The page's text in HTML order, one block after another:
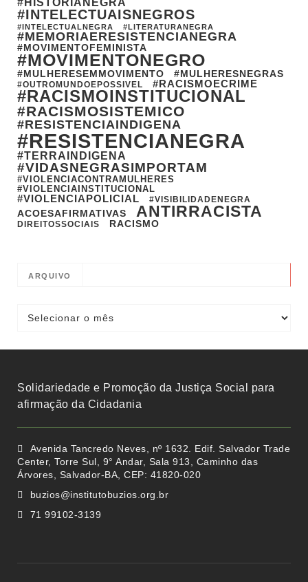
#HISTÓRIANEGRA
#INTELECTUAISNEGROS
#INTELECTUALNEGRA #LITERATURANEGRA
#MEMORIAERESISTENCIANEGRA
#MOVIMENTOFEMINISTA
#MOVIMENTONEGRO
#MULHERESEMMOVIMENTO #MULHERESNEGRAS
#OUTROMUNDOEPOSSIVEL #RACISMOECRIME
#RACISMOINSTITUCIONAL
#RACISMOSISTEMICO
#RESISTENCIAINDIGENA
#RESISTENCIANEGRA
#TERRAINDIGENA
#VIDASNEGRASIMPORTAM
#VIOLENCIACONTRAMULHERES
#VIOLENCIAINSTITUCIONAL
#VIOLENCIAPOLICIAL #VISIBILIDADENEGRA
ACOESAFIRMATIVAS ANTIRRACISTA
DIREITOSSOCIAIS RACISMO
ARQUIVO
Solidariedade e Promoção da Justiça Social para
afirmação da Cidadania
Avenida Tancredo Neves, nº 1632. Edif. Salvador Trade
Center, Torre Sul, 9° Andar, Sala 913, Caminho das
Árvores, Salvador-BA, CEP: 41820-020
buzios@institutobuzios.org.br
71 99102-3139